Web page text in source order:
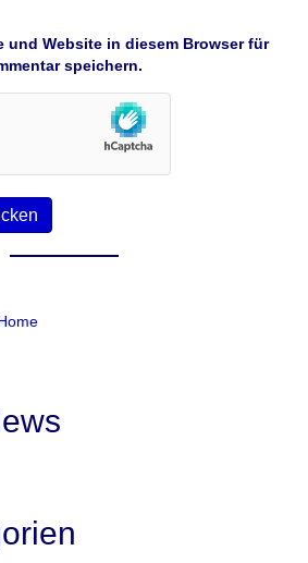
und Website in diesem Browser für
speichern.